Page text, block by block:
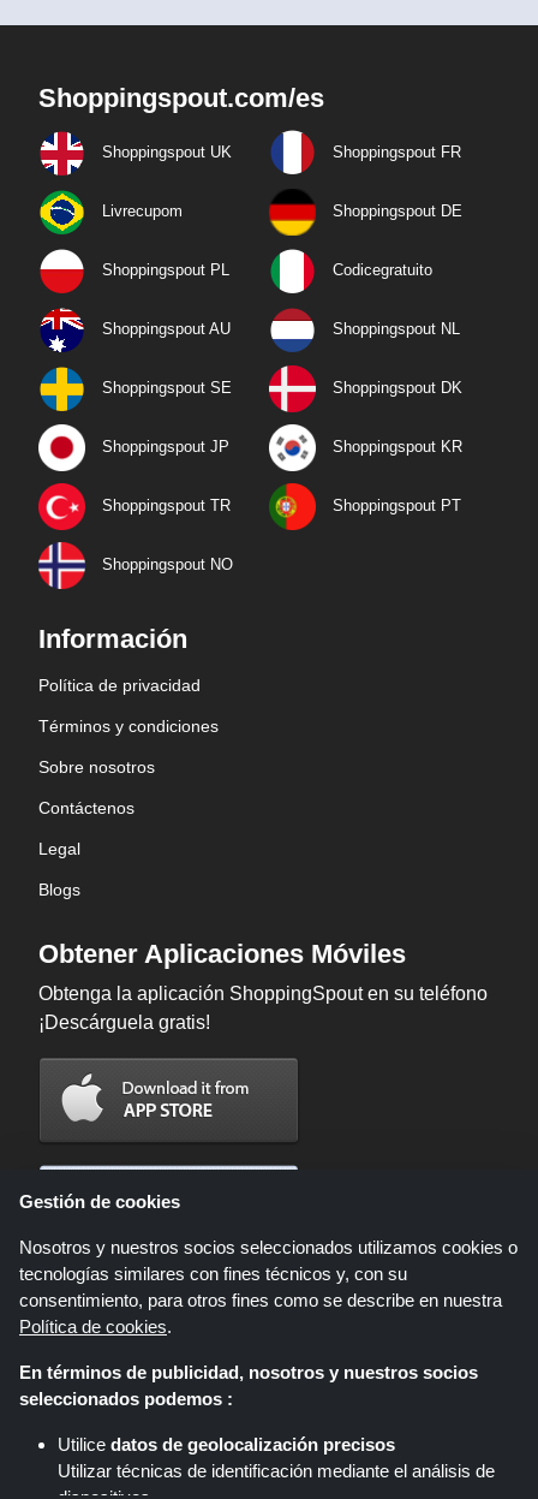
Shoppingspout.com/es
Shoppingspout UK Shoppingspout FR
Livrecupom Shoppingspout DE
Shoppingspout PL Codicegratuito
Shoppingspout AU Shoppingspout NL
Shoppingspout SE Shoppingspout DK
Shoppingspout JP Shoppingspout KR
Shoppingspout TR Shoppingspout PT
Shoppingspout NO
Información
Política de privacidad
Términos y condiciones
Sobre nosotros
Contáctenos
Legal
Blogs
Obtener Aplicaciones Móviles
Obtenga la aplicación ShoppingSpout en su teléfono
¡Descárguela gratis!
Shoppingspout.com/es es un sitio web que presenta ofertas, descuentos y
cupones; Estas ofertas u ofertas están disponibles a través de diferentes
cuando usted realiza una compra a través de estos enlaces,
Shoppingspout.com/es gana comisiones únicamente a través de estos
Gestión de cookies
Nosotros y nuestros socios seleccionados utilizamos cookies o
tecnologías similares con fines técnicos y, con su
consentimiento, para otros fines como se describe en nuestra
Política de cookies.
En términos de publicidad, nosotros y nuestros socios
seleccionados podemos :
Utilice datos de geolocalización precisos
Utilizar técnicas de identificación mediante el análisis de